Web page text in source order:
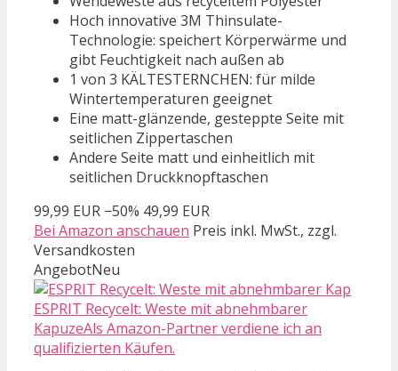
Hoch innovative 3M Thinsulate-
Technologie: speichert Körperwärme und
gibt Feuchtigkeit nach außen ab
1 von 3 KÄLTESTERNCHEN: für milde
Wintertemperaturen geeignet
Eine matt-glänzende, gesteppte Seite mit
seitlichen Zippertaschen
Andere Seite matt und einheitlich mit
seitlichen Druckknopftaschen
99,99 EUR −50% 49,99 EUR
Bei Amazon anschauen Preis inkl. MwSt., zzgl.
Versandkosten
AngebotNeu
ESPRIT Recycelt: Weste mit abnehmbarer
KapuzeAls Amazon-Partner verdiene ich an
qualifizierten Käufen.